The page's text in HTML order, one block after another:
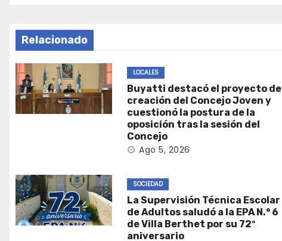
Relacionado
LOCALES
Buyatti destacó el proyecto de
creación del Concejo Joven y
cuestionó la postura de la
oposición tras la sesión del
Concejo
Ago 5, 2026
SOCIEDAD
La Supervisión Técnica Escolar
de Adultos saludó a la EPA N.° 6
de Villa Berthet por su 72º
aniversario